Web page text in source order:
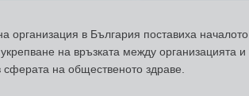
организация в България поставиха началото
на връзката между организацията и
на общественото здраве.